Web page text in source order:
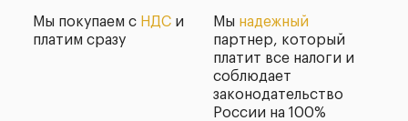
Мы покупаем с НДС и
платим сразу
Мы надежный
партнер, который
платит все налоги и
соблюдает
законодательство
России на 100%